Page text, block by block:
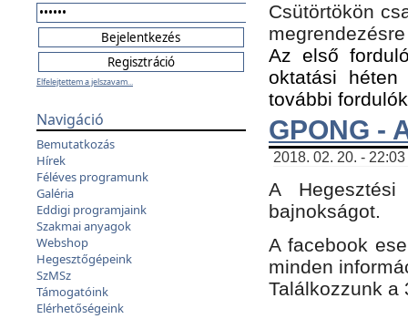
Elfelejtettem a jelszavam...
Navigáció
Bemutatkozás
Hírek
Féléves programunk
Galéria
Eddigi programjaink
Szakmai anyagok
Webshop
Hegesztőgépeink
SzMSz
Támogatóink
Elérhetőségeink
Csütörtökön
Az első
oktatási
további
GPONG -
2018. 02. 20. -
A
bajnokságot.
A facebook
minden
Találkozzunk a